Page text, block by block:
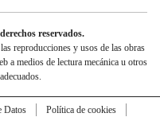
reservados.
reproducciones y usos de las obras
a medios de lectura mecánica u otros
Datos
Política de cookies